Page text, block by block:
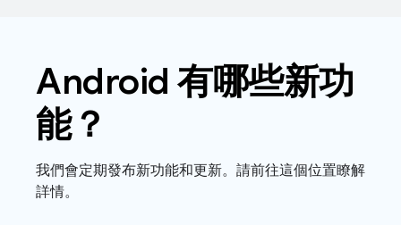
Android 有哪些新功
能？
我們會定期發布新功能和更新。請前往這個位置瞭解
詳情。